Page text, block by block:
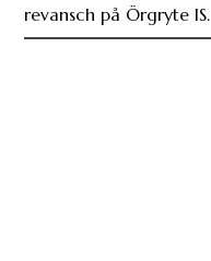
revansch på Örgryte IS.